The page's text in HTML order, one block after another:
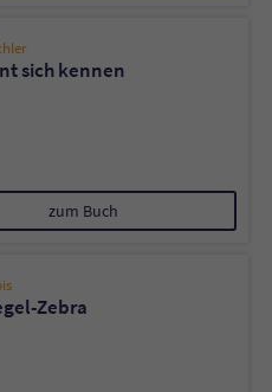
sich kennen
zum Buch
Zebra